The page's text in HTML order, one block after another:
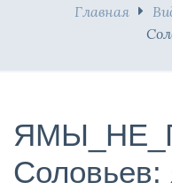
Главная
Соловьев: